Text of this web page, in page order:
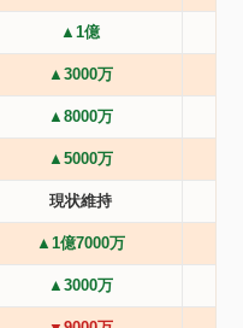
▲1億
▲3000万
▲8000万
▲5000万
現状維持
▲1億7000万
▲3000万